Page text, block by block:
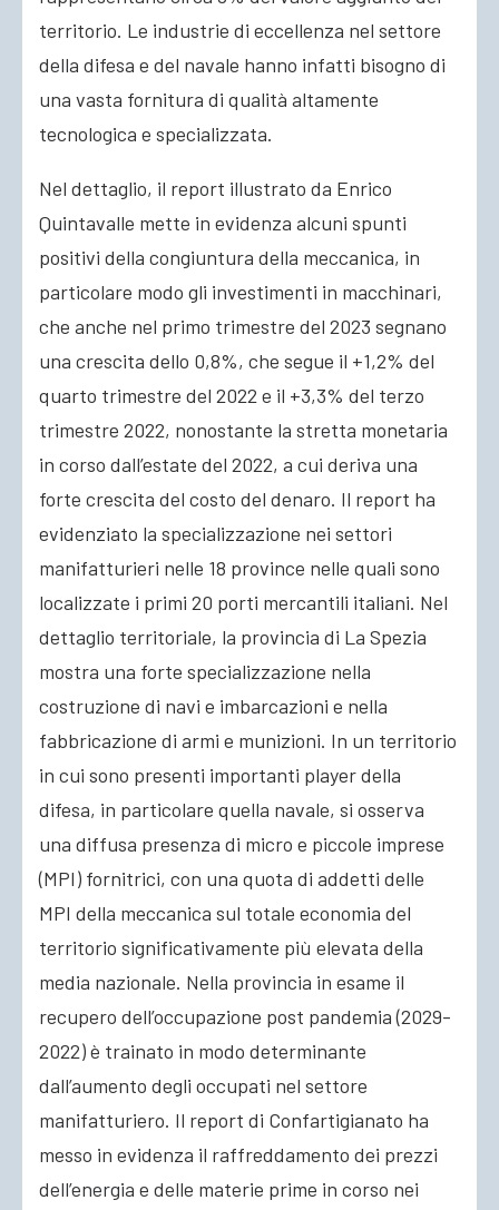
territorio. Le industrie di eccellenza nel settore
della difesa e del navale hanno infatti bisogno di
una vasta fornitura di qualità altamente
tecnologica e specializzata.
Nel dettaglio, il report illustrato da Enrico
Quintavalle mette in evidenza alcuni spunti
positivi della congiuntura della meccanica, in
particolare modo gli investimenti in macchinari,
che anche nel primo trimestre del 2023 segnano
una crescita dello 0,8%, che segue il +1,2% del
quarto trimestre del 2022 e il +3,3% del terzo
trimestre 2022, nonostante la stretta monetaria
in corso dall’estate del 2022, a cui deriva una
forte crescita del costo del denaro. Il report ha
evidenziato la specializzazione nei settori
manifatturieri nelle 18 province nelle quali sono
localizzate i primi 20 porti mercantili italiani. Nel
dettaglio territoriale, la provincia di La Spezia
mostra una forte specializzazione nella
costruzione di navi e imbarcazioni e nella
fabbricazione di armi e munizioni. In un territorio
in cui sono presenti importanti player della
difesa, in particolare quella navale, si osserva
una diffusa presenza di micro e piccole imprese
(MPI) fornitrici, con una quota di addetti delle
MPI della meccanica sul totale economia del
territorio significativamente più elevata della
media nazionale. Nella provincia in esame il
recupero dell’occupazione post pandemia (2029-
2022) è trainato in modo determinante
dall’aumento degli occupati nel settore
manifatturiero. Il report di Confartigianato ha
messo in evidenza il raffreddamento dei prezzi
dell’energia e delle materie prime in corso nei